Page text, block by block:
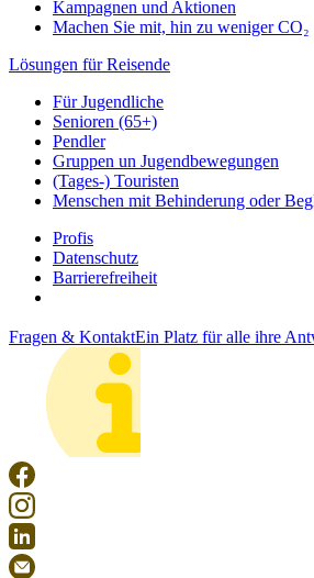
Kampagnen und Aktionen
Machen Sie mit, hin zu weniger CO₂
Lösungen für Reisende
Für Jugendliche
Senioren (65+)
Pendler
Gruppen un Jugendbewegungen
(Tages-) Touristen
Menschen mit Behinderung oder
Profis
Datenschutz
Barrierefreiheit
Fragen & KontaktEin Platz für alle ihre